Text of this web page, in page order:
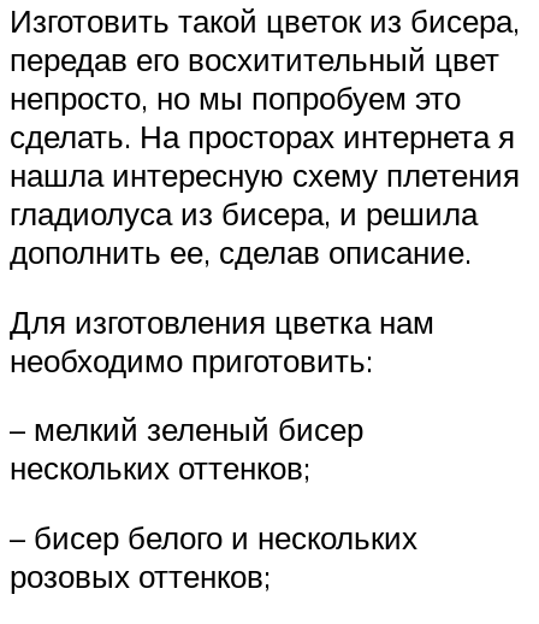
Изготовить такой цветок из бисера,
передав его восхитительный цвет
непросто, но мы попробуем это
сделать. На просторах интернета я
нашла интересную схему плетения
гладиолуса из бисера, и решила
дополнить ее, сделав описание.
Для изготовления цветка нам
необходимо приготовить:
– мелкий зеленый бисер
нескольких оттенков;
– бисер белого и нескольких
розовых оттенков;